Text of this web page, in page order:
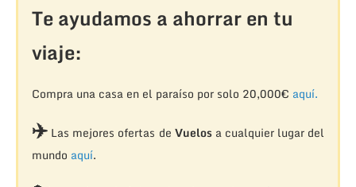
Te ayudamos a ahorrar en tu
viaje:
Compra una casa en el paraíso por solo 20,000€ aquí.
✈️Las mejores ofertas de Vuelosa cualquier lugar del
mundo aquí.